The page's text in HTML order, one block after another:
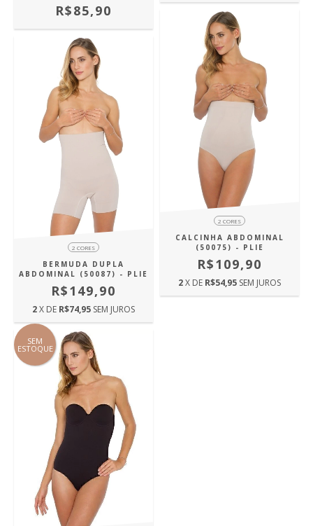
R$85,90
2 CORES
BERMUDA DUPLA
ABDOMINAL (50087) - PLIE
R$149,90
2X DE R$74,95 SEM JUROS
2 CORES
CALCINHA ABDOMINAL
(50075) - PLIE
R$109,90
2X DE R$54,95 SEM JUROS
SEM
ESTOQUE